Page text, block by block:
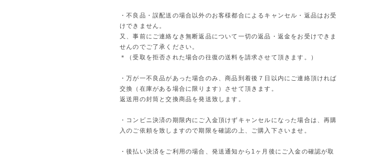
・不良品・誤配送の場合以外のお客様都合によるキャンセル・返品はお受
けできません。
又、事前にご連絡なき無断返品について一切の返品・返金をお受けできま
せんのでご了承ください。
＊（受取を拒否された場合の往復の送料を請求させて頂きます。）
・万が一不良品があった場合のみ、商品到着後７日以内にご連絡頂ければ
交換（在庫がある場合に限ります）させて頂きます。
返送用の封筒と交換商品を発送致します。
・コンビニ決済の期限内にご入金頂けずキャンセルになった場合は、再購
入のご依頼を致しますので期限を確認の上、ご購入下さいませ。
・後払い決済をご利用の場合、発送通知から1ヶ月後にご入金の確認が取